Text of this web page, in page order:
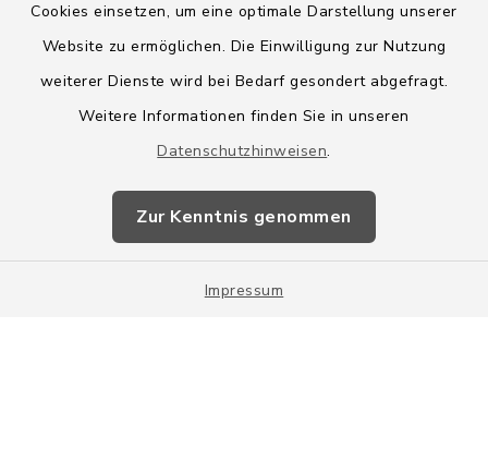
Cookies einsetzen, um eine optimale Darstellung unserer
Website zu ermöglichen. Die Einwilligung zur Nutzung
weiterer Dienste wird bei Bedarf gesondert abgefragt.
Weitere Informationen finden Sie in unseren
Datenschutzhinweisen.
Zur Kenntnis genommen
Impressum
Barrierefreiheit
Impressum
Sitemap